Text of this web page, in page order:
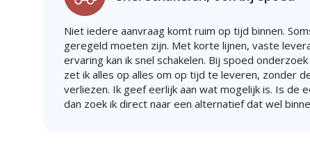
Niet iedere aanvraag komt ruim op tijd binnen.
geregeld moeten zijn. Met korte lijnen, vaste
ervaring kan ik snel schakelen. Bij spoed
zet ik alles op alles om op tijd te leveren, zonder
verliezen. Ik geef eerlijk aan wat mogelijk is. Is de
dan zoek ik direct naar een alternatief dat wel